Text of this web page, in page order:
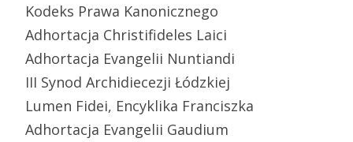
Kodeks Prawa Kanonicznego
Adhortacja Christifideles Laici
Adhortacja Evangelii Nuntiandi
III Synod Archidiecezji Łódzkiej
Lumen Fidei, Encyklika Franciszka
Adhortacja Evangelii Gaudium